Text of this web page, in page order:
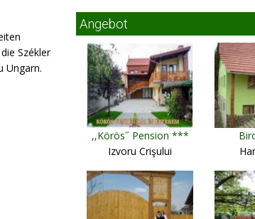
Székler
Ungarn.
Angebot
,,Körös˝ Pension ***
Izvoru Crişului